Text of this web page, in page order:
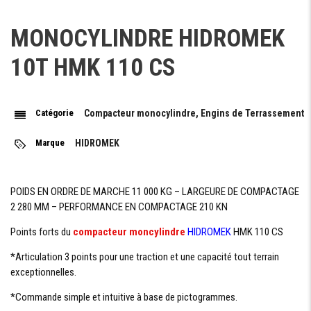
NOMBRE DE
PNEUS
POIDS
POIDS
CAPACITÉ RÉSERVOIRS
CARBURANT
MONOCYLINDRE HIDROMEK
10T HMK 110 CS
Catégorie Compacteur monocylindre, Engins de Terrassement
Marque HIDROMEK
POIDS EN ORDRE DE MARCHE 11 000 KG – LARGEURE DE COMPACTAGE
2 280 MM – PERFORMANCE EN COMPACTAGE 210 KN
Points forts du compacteur moncylindre HIDROMEKHMK 110 CS
*Articulation 3 points pour une traction et une capacité tout terrain
exceptionnelles.
*Commande simple et intuitive à base de pictogrammes.